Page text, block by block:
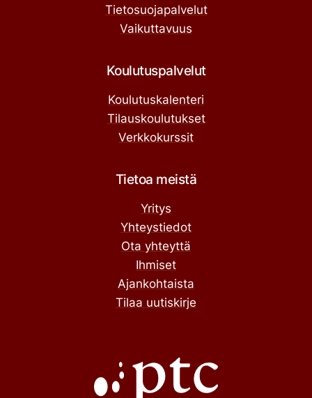
Tietosuojapalvelut
Vaikuttavuus
Koulutuspalvelut
Koulutuskalenteri
Tilauskoulutukset
Verkkokurssit
Tietoa meistä
Yritys
Yhteystiedot
Ota yhteyttä
Ihmiset
Ajankohtaista
Tilaa uutiskirje